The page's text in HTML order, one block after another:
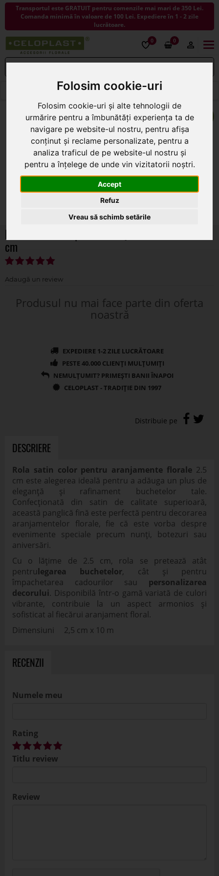
Folosim cookie-uri
Folosim cookie-uri și alte tehnologii de
urmărire pentru a îmbunătăți experiența ta de
navigare pe website-ul nostru, pentru afișa
conținut și reclame personalizate, pentru a
analiza traficul de pe website-ul nostru și
pentru a înțelege de unde vin vizitatorii noștri.
Accept
Refuz
Vreau să schimb setările
Transportul este GRATUIT pentru comenzile mai mari de 350 Lei.
Comanda minimă în valoare de 100 Lei. Expediere în 1 - 2 zile
lucrătoare.
0 0
< ÎNAPOI LA PANGLICI SI ROLE DECORATIVE
Rola satin color pentru aranjamente florale 2.5
cm
Produsul nu mai face parte din oferta
noastră
DESCRIERE
Rola satin color pentru aranjamente florale 2.5
cm este alegerea ideală pentru a adăuga un plus de
eleganță și rafinament buchetelor tale.
Confecționată din satin de calitate superioară,
această panglică fină este perfectă pentru decorarea
aranjamentelor florale, fie că este vorba despre
evenimente speciale precum nunți, botezuri sau
aniversări.
Cu o lățime de 2.5 cm, rola se pretează atât
pentrulegarea buchetelor, cât și pentru
împachetarea cadourilor sau personalizarea
decorului. Disponibilă într-o gamă variată de culori
vibrante, contribuie la un aspect armonios și
sofisticat al fiecărui aranjament floral.
Dimensiuni 2,5 cm x 10 m
RECENZII
Numele meu
Rating
Titlu review
Review